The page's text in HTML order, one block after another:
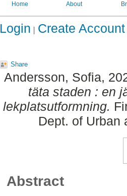
Home About
Login Create Account
Share
Andersson, Sofia,
täta staden : en
lekplatsutformning.
Dept. of Urban
Abstract